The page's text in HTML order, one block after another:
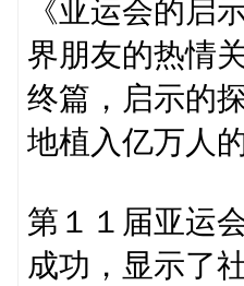
《亚运会的启
界朋友的热情
终篇，启示的
地植入亿万人
第１１届亚运
成功，显示了